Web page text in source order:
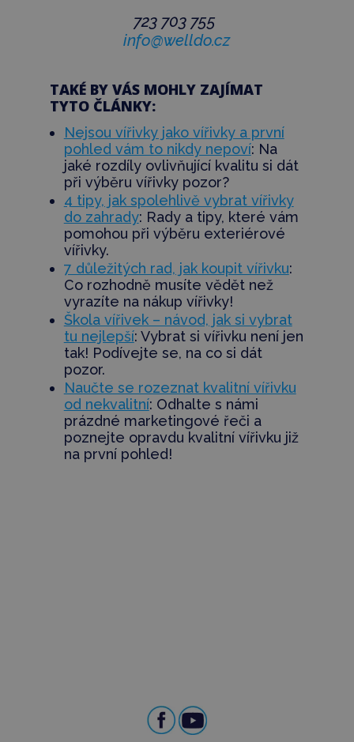
723 703 755
info@welldo.cz
TAKÉ BY VÁS MOHLY ZAJÍMAT
TYTO ČLÁNKY:
Nejsou vířivky jako vířivky a první
pohled vám to nikdy nepoví: Na
jaké rozdíly ovlivňující kvalitu si dát
při výběru vířivky pozor?
4 tipy, jak spolehlivě vybrat vířivky
do zahrady: Rady a tipy, které vám
pomohou při výběru exteriérové
vířivky.
7 důležitých rad, jak koupit vířivku:
Co rozhodně musíte vědět než
vyrazíte na nákup vířivky!
Škola vířivek – návod, jak si vybrat
tu nejlepší: Vybrat si vířivku není jen
tak! Podívejte se, na co si dát
pozor.
Naučte se rozeznat kvalitní vířivku
od nekvalitní: Odhalte s námi
prázdné marketingové řeči a
poznejte opravdu kvalitní vířivku již
na první pohled!